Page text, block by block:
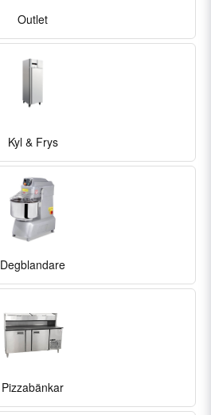
Outlet
Kyl & Frys
Degblandare
Pizzabänkar